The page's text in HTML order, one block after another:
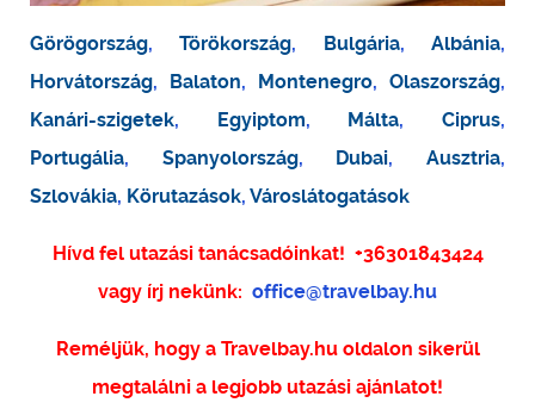
Görögország,Törökország, Bulgária,Albánia,
Horvátország, Balaton, Montenegro, Olaszország,
Kanári-szigetek, Egyiptom, Málta,Ciprus,
Portugália, Spanyolország, Dubai,Ausztria,
Szlovákia, Körutazások, Városlátogatások
Hívd fel utazási tanácsadóinkat! +36301843424
vagy írj nekünk: office@travelbay.hu
Reméljük, hogy a Travelbay.hu oldalon sikerül
megtalálni a legjobb utazási ajánlatot!